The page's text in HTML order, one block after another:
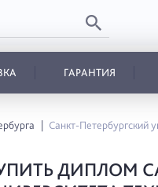
ГАРАНТИЯ
Санкт-Петербургский
ДИПЛОМ